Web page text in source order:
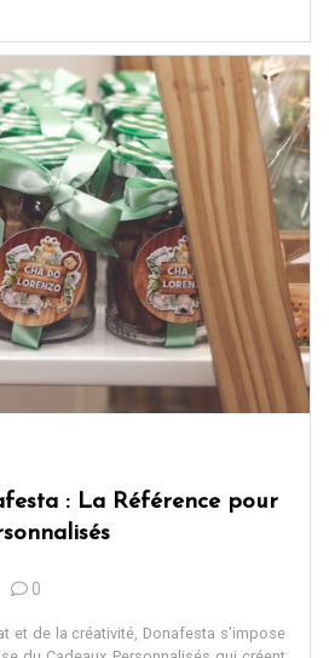
: La Référence pour
0
et de la créativité, Donafesta s’impose